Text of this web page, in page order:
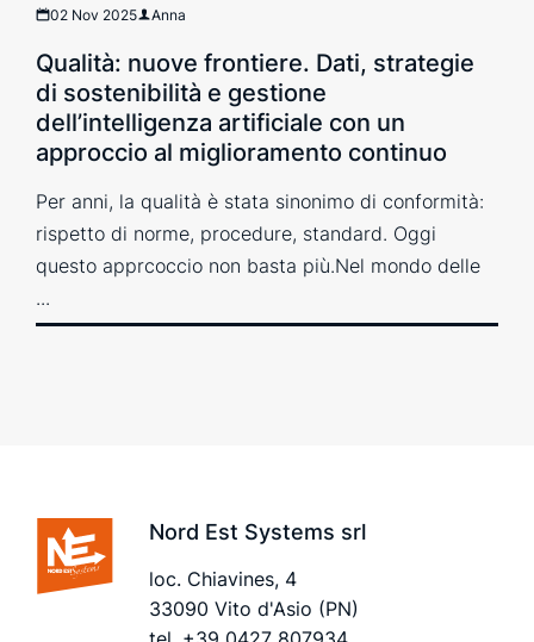
02 Nov 2025 Anna
Qualità: nuove frontiere. Dati, strategie
di sostenibilità e gestione
dell’intelligenza artificiale con un
approccio al miglioramento continuo
Per anni, la qualità è stata sinonimo di conformità:
rispetto di norme, procedure, standard. Oggi
questo apprcoccio non basta più.Nel mondo delle
...
Nord Est Systems srl
loc. Chiavines, 4
33090 Vito d'Asio (PN)